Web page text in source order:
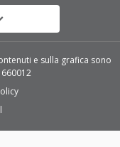
e sulla grafica sono